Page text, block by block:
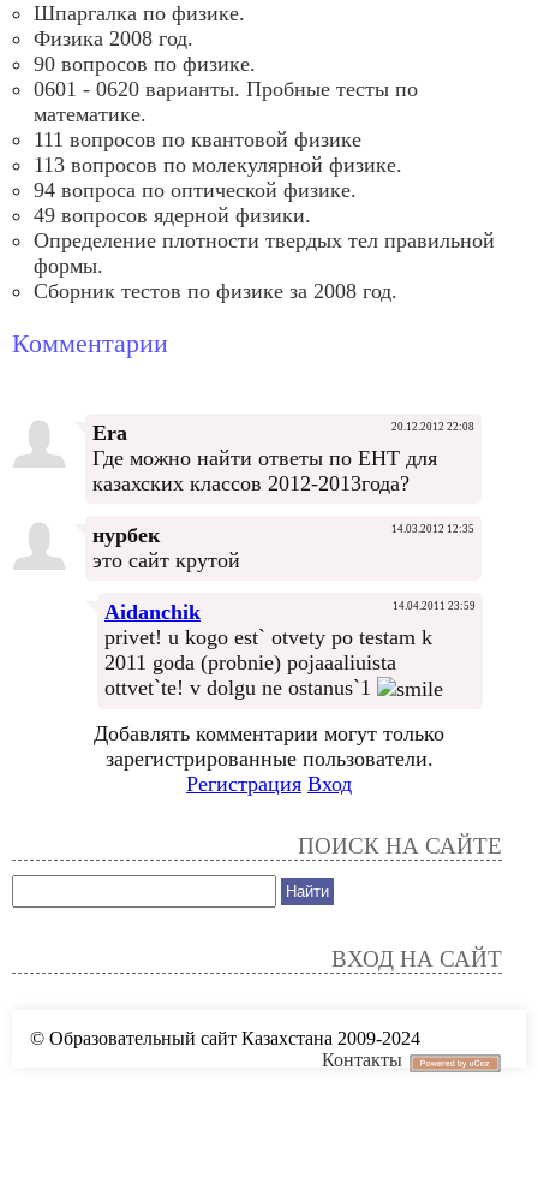
Шпаргалка по физике.
Физика 2008 год.
90 вопросов по физике.
0601 - 0620 варианты. Пробные тесты по
математике.
111 вопросов по квантовой физике
113 вопросов по молекулярной физике.
94 вопроса по оптической физике.
49 вопросов ядерной физики.
Определение плотности твердых тел правильной
формы.
Сборник тестов по физике за 2008 год.
Комментарии
Era 20.12.2012 22:08
Где можно найти ответы по ЕНТ для
казахских классов 2012-2013года?
нурбек 14.03.2012 12:35
это сайт крутой
Aidanchik 14.04.2011 23:59
privet! u kogo est` otvety po testam k
2011 goda (probnie) pojaaaliuista
ottvet`te! v dolgu ne ostanus`1
Добавлять комментарии могут только
зарегистрированные пользователи.
Регистрация Вход
ПОИСК НА САЙТЕ
ВХОД НА САЙТ
© Образовательный сайт Казахстана 2009-2024
Контакты